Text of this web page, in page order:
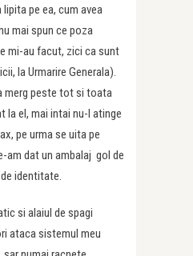
pe ea, cum avea
mai spun ce poza
mi-au facut, zici ca sunt
la Urmarire Generala).
merg peste tot si toata
la el, mai intai nu-l atinge
pe urma se uita pe
am dat un ambalaj gol de
identitate.
si alaiul de spagi
ataca sistemul meu